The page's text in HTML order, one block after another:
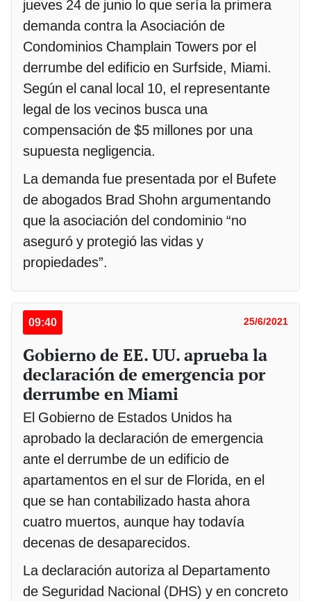
jueves 24 de junio lo que sería la primera
demanda contra la Asociación de
Condominios Champlain Towers por el
derrumbe del edificio en Surfside, Miami.
Según el canal local 10, el representante
legal de los vecinos busca una
compensación de $5 millones por una
supuesta negligencia.
La demanda fue presentada por el Bufete
de abogados Brad Shohn argumentando
que la asociación del condominio “no
aseguró y protegió las vidas y
propiedades”.
09:40 25/6/2021
Gobierno de EE. UU. aprueba la
declaración de emergencia por
derrumbe en Miami
El Gobierno de Estados Unidos ha
aprobado la declaración de emergencia
ante el derrumbe de un edificio de
apartamentos en el sur de Florida, en el
que se han contabilizado hasta ahora
cuatro muertos, aunque hay todavía
decenas de desaparecidos.
La declaración autoriza al Departamento
de Seguridad Nacional (DHS) y en concreto